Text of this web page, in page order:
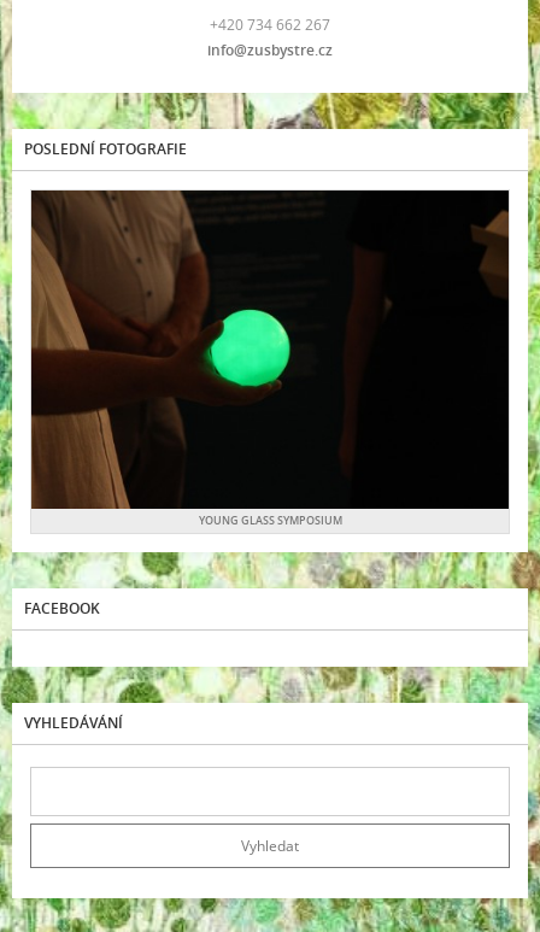
+420 734 662 267
info@zusbystre.cz
POSLEDNÍ FOTOGRAFIE
YOUNG GLASS SYMPOSIUM
FACEBOOK
VYHLEDÁVÁNÍ